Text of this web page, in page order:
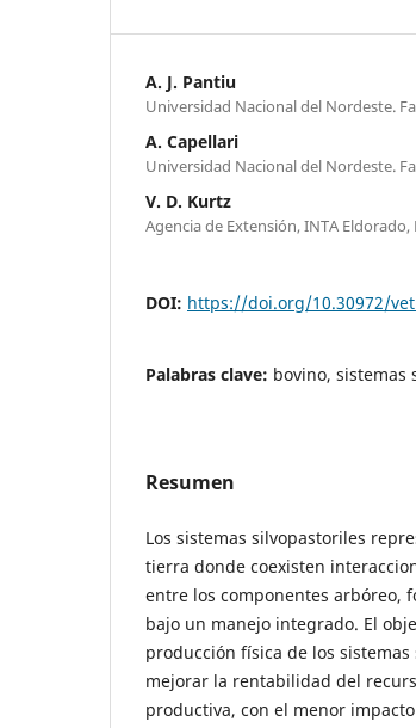
A. J. Pantiu
Universidad Nacional del Nordeste.
A. Capellari
Universidad Nacional del Nordeste.
V. D. Kurtz
Agencia de Extensión, INTA Eldorado,
DOI: https://doi.org/10.30972/
Palabras clave: bovino, sistemas
Resumen
Los sistemas silvopastoriles
tierra donde coexisten
entre los componentes arbóreo,
bajo un manejo integrado. El
producción física de los
mejorar la rentabilidad del
productiva, con el menor